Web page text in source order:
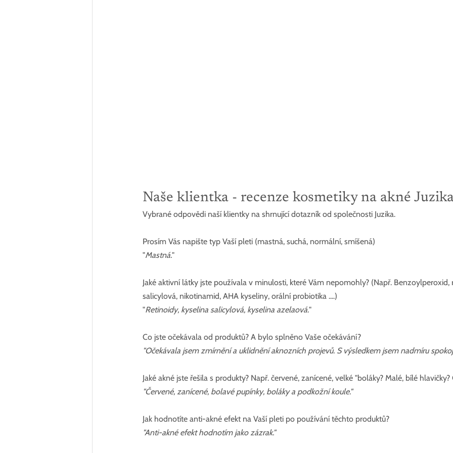
Naše klientka - recenze kosmetiky na akné
Vybrané odpovědi naší klientky na shrnující dotazník od společnosti Juzika.
Prosím Vás napište typ Vaší pleti (mastná, suchá, normální, smíšená)
"Mastná."
Jaké aktivní látky jste používala v minulosti, které Vám nepomohly? (Např.
salicylová, nikotinamid, AHA kyseliny, orální probiotika ....)
"Retinoidy, kyselina salicylová, kyselina azelaová."
Co jste očekávala od produktů? A bylo splněno Vaše očekávání?
"Očekávala jsem zmírnění a uklidnění aknozních projevů. S výsledkem jsem nadmíru
Jaké akné jste řešila s produkty? Např. červené, zanícené, velké "boláky? Malé, bílé hlavičky?
"Červené, zanícené, bolavé pupínky, boláky a podkožní koule."
Jak hodnotíte anti-akné efekt na Vaší pleti po používání těchto produktů?
"Anti-akné efekt hodnotím jako zázrak."